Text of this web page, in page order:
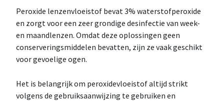
Peroxide lenzenvloeistof bevat 3% waterstofperoxide
en zorgt voor een zeer grondige desinfectie van week-
en maandlenzen. Omdat deze oplossingen geen
conserveringsmiddelen bevatten, zijn ze vaak geschikt
voor gevoelige ogen.
Het is belangrijk om peroxidevloeistof altijd strikt
volgens de gebruiksaanwijzing te gebruiken en